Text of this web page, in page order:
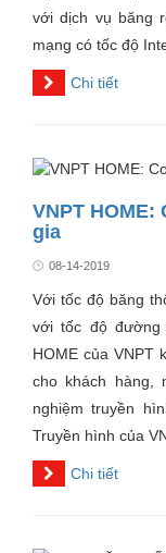
với dịch vụ băng
mạng có tốc độ
Chi tiết
VNPT
gia
08-14-2019
Với tốc độ băng
với tốc độ đường
HOME của VNPT
cho khách hàng,
nghiệm truyền
Truyền hình của
Chi tiết